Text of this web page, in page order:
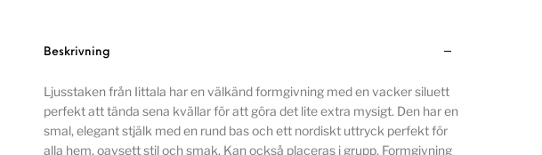
Beskrivning
Ljusstaken från Iittala har en välkänd formgivning med en vacker siluett
perfekt att tända sena kvällar för att göra det lite extra mysigt. Den har en
smal, elegant stjälk med en rund bas och ett nordiskt uttryck perfekt för
alla hem, oavsett stil och smak. Kan också placeras i grupp. Formgivning